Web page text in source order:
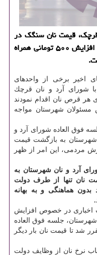
قرچك، قیمت نان سنگك در
نانوایی های آزادپز كه در ایام اخیر با افزایش ۵۰۰ تومانی همراه
اخیر برخی از واحدهای
با شورای آرد و نان قرچك
تا ۵۰۰ تومان برای هر قرص نان اقدام نمودند
مسئولان شهرستان مواجه
فوق العاده شورای آرد و
شهرستان به بازگشت قیمت
مردمی، این امر از ظهر
آرد و نان شهرستان به
نان تنها از طرف دولت
بدون هماهنگی و به بهانه
اخباری در خصوص افزایش
جلسه فوق العاده
شد تا قیمت نان بار دیگر
نرخ نان از وظایف دولت